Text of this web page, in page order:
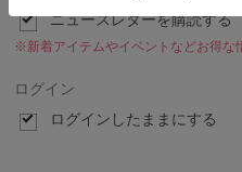
ニュースレターを購読する
※新着アイテムやイベントなどお得な
ログイン
ログインしたままにする